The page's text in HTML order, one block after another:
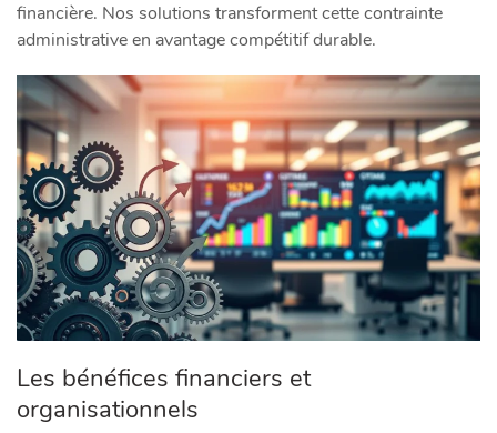
financière. Nos solutions transforment cette contrainte
administrative en avantage compétitif durable.
Les bénéfices financiers et
organisationnels